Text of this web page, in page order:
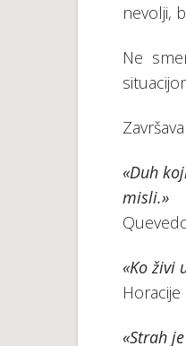
nevolji,
Ne
«Duh
misli.»
«Ko živi
Horacije
«Strah